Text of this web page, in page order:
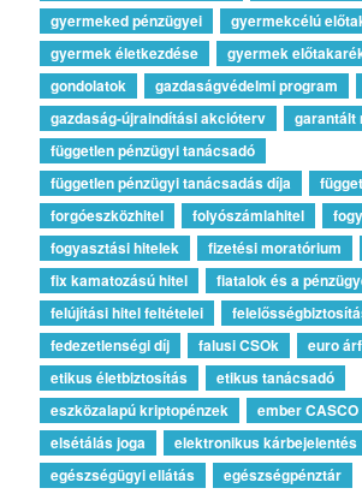
gyermeked pénzügyei
gyermekcélú
gyermek életkezdése
gyermek
gondolatok
gazdaságvédelmi program
gazdaság-újraindítási akcióterv
garantált
független pénzügyi tanácsadó
független pénzügyi tanácsadás díja
forgóeszközhitel
folyószámlahitel
fogyasztási hitelek
fizetési moratórium
fix kamatozású hitel
fiatalok és a
felújítási hitel feltételei
fedezetlenségi díj
falusi CSOk
euro
etikus életbiztosítás
etikus tanácsadó
eszközalapú kriptopénzek
ember CASCO
elsétálás joga
elektronikus kárbejelentés
egészségügyi ellátás
egészségpénztár